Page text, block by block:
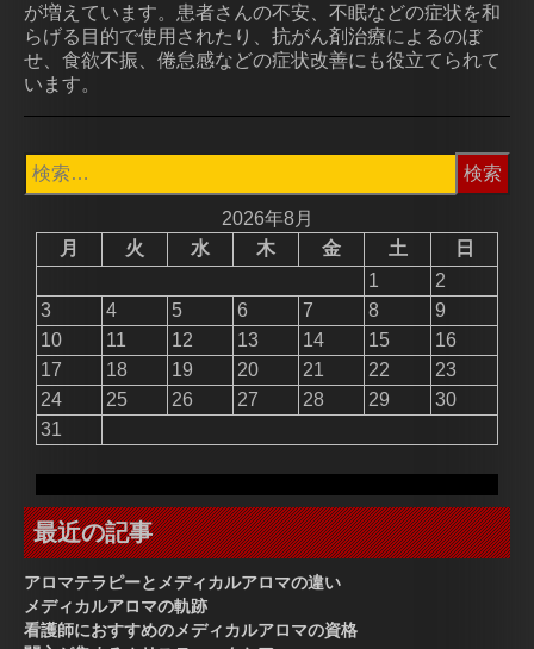
が増えています。患者さんの不安、不眠などの症状を和
らげる目的で使用されたり、抗がん剤治療によるのぼ
せ、食欲不振、倦怠感などの症状改善にも役立てられて
います。
検
索:
2026年8月
月
火 水 木 金 土
日
1
2
3
4 5 6 7 8
9
10
11 12 13 14 15
16
17
18 19 20 21 22
23
24
25 26 27 28 29
30
31
最近の記事
アロマテラピーとメディカルアロマの違い
メディカルアロマの軌跡
看護師におすすめのメディカルアロマの資格